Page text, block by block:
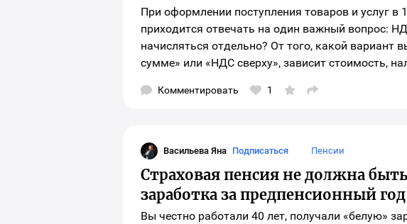
При оформлении поступления товаров и услуг в
приходится отвечать на один важный вопрос:
начисляться отдельно? От того, какой
сумме» или «НДС сверху», зависит стоимость,
Комментировать 1
Открыть
для
Васильева Яна
Васильева Яна Подписаться Пенсии
Страховая пенсия не должна
заработка за предпенсионный
Вы честно работали 40 лет, получали «белую»